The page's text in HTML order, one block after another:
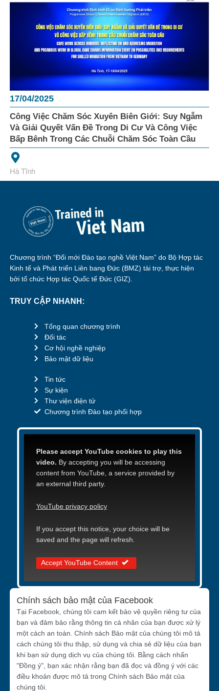
17/04/2025
Công Việc Chăm Sóc Xuyên Biên Giới: Suy Ngẫm
Và Giải Quyết Vấn Đề Trong Di Cư Và Công Việc
Bấp Bênh Trong Các Chuỗi Chăm Sóc Toàn Cầu
Hà Tĩnh
Chương trình “Đổi mới Đào tạo nghề Việt Nam” do Bộ Hợp tác
Kinh tế và Phát triển Liên bang Đức (BMZ) tài trợ, thực hiện
bởi tổ chức Hợp tác Quốc tế Đức (GIZ).
TRUY CẬP NHANH:
Tổng quan chương trình
Đối tác
Cơ hội nghề nghiệp
Bảo mật dữ liệu
Tin tức
Sự kiện
Thư viện điện tử
Chương trình Đào tạo phối hợp
Please accept YouTube cookies to play this
video. By accepting you will be accessing
content from YouTube, a service provided by
an external third party.
YouTube privacy policy
If you accept this notice, your choice will be
saved and the page will refresh.
Accept YouTube Content
Chính sách bảo mật của Facebook
Tại Facebook, chúng tôi cam kết bảo vệ quyền riêng tư của
bạn và đảm bảo rằng thông tin cá nhân của bạn được xử lý
một cách an toàn. Chính sách Bảo mật của chúng tôi mô tả
cách chúng tôi thu thập, sử dụng và chia sẻ dữ liệu của bạn
khi bạn sử dụng dịch vụ của chúng tôi. Bằng cách nhấn
"Đồng ý", bạn xác nhận rằng bạn đã đọc và đồng ý với các
điều khoản được mô tả trong Chính sách Bảo mật của
chúng tôi.